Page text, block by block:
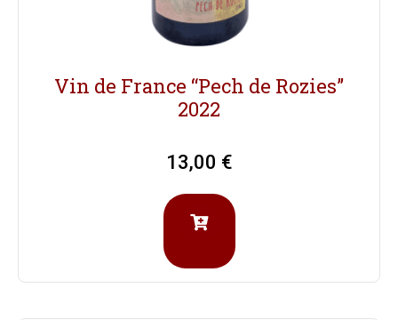
Vin de France “Pech de Rozies”
2022
13,00 €